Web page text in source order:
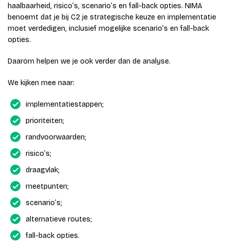
haalbaarheid, risico’s, scenario’s en fall-back opties. NIMA
benoemt dat je bij C2 je strategische keuze en implementatie
moet verdedigen, inclusief mogelijke scenario’s en fall-back
opties.
Daarom helpen we je ook verder dan de analyse.
We kijken mee naar:
implementatiestappen;
prioriteiten;
randvoorwaarden;
risico’s;
draagvlak;
meetpunten;
scenario’s;
alternatieve routes;
fall-back opties.